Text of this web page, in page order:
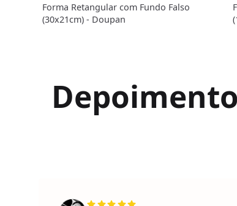
Forma Retangular com Fundo Falso
(30x21cm) - Doupan